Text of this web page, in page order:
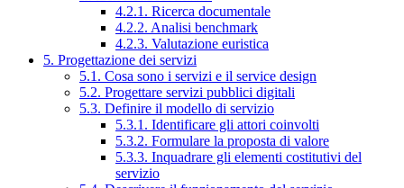
4.2.1. Ricerca documentale
4.2.2. Analisi benchmark
4.2.3. Valutazione euristica
5. Progettazione dei servizi
5.1. Cosa sono i servizi e il service design
5.2. Progettare servizi pubblici digitali
5.3. Definire il modello di servizio
5.3.1. Identificare gli attori coinvolti
5.3.2. Formulare la proposta di valore
5.3.3. Inquadrare gli elementi costitutivi del
servizio